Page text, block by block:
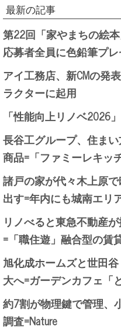
最新の記事
第22回「家やまちの絵
応募者全員に色鉛筆プ
アイ工務店、新CMの発
ラクターに起用
「性能向上リノベ2026
長谷工グループ、住ま
商品=「ファミーレキッ
諸戸の家が代々木上原
出す=年内にも城南エリ
リノべると東急不動産
=「職住遊」融合型の賃
旭化成ホームズと世田
大へ=ガーデンカフェ「
約7割が物理鍵で管理、
調査=Nature